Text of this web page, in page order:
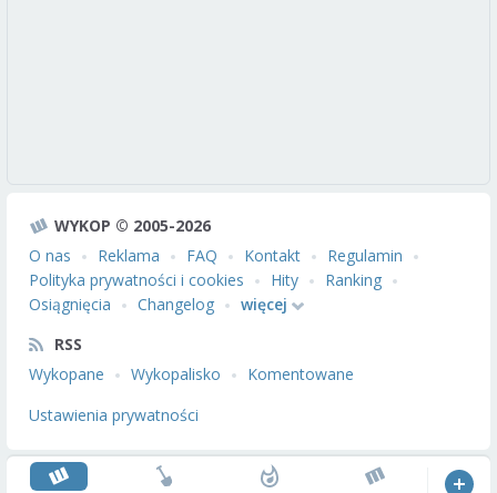
WYKOP © 2005-2026
O nas
Reklama FAQ Kontakt
Regulamin
Polityka prywatności i cookies
Hity
Ranking
Osiągnięcia
Changelog
więcej
RSS
Wykopane
Wykopalisko
Komentowane
Ustawienia prywatności